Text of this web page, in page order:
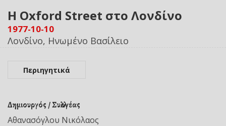
Η Oxford Street στο Λονδίνο
1977-10-10
Λονδίνο, Ηνωμένο Βασίλειο
Περιηγητικά
Δημιουργός / Συλλογέας
Αθανασόγλου Νικόλαος